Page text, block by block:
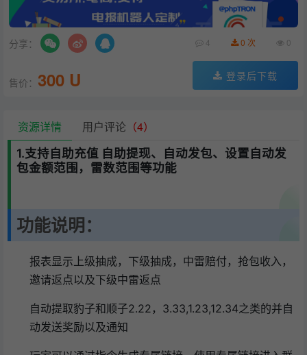
分享： 0
0 次
4
售价： 300 U 登录后下载
资源详情 用户评论 （4）
1.支持自助充值 自助提现、自动发包、设置自动发
包金额范围，雷数范围等功能
功能说明：
报表显示上级抽成，下级抽成，中雷赔付，抢包收入，
邀请返点以及下级中雷返点
自动提取豹子和顺子2.22，3.33,1.23,12.34之类的并自
动发送奖励以及通知